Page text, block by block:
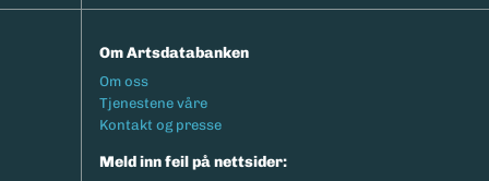
Om Artsdatabanken
Footermeny
Om oss
Tjenestene våre
Kontakt og presse
Meld inn feil på nettsider: